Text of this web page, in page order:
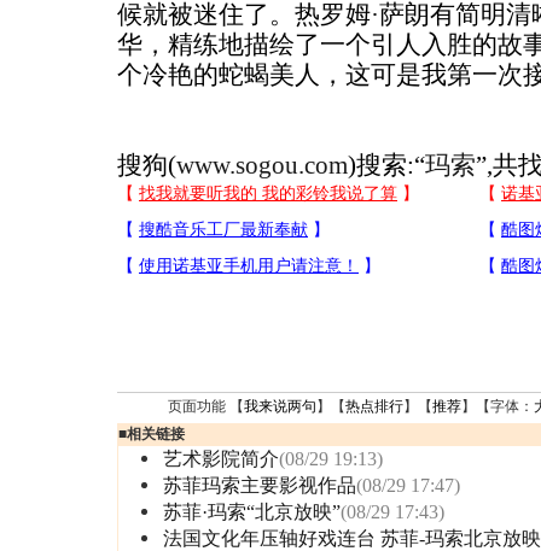
候就被迷住了。热罗姆·萨朗有简明
华，精练地描绘了一个引人入胜的故
个冷艳的蛇蝎美人，这可是我第一次
搜狗(www.sogou.com)搜索:“玛索”,共
页面功能 【我来说两句 】【热点排行】【推荐】【字体：
■相关链接
艺术影院简介(08/29 19:13)
苏菲玛索主要影视作品(08/29 17:47)
苏菲·玛索“北京放映”(08/29 17:43)
法国文化年压轴好戏连台 苏菲-玛索北京放映